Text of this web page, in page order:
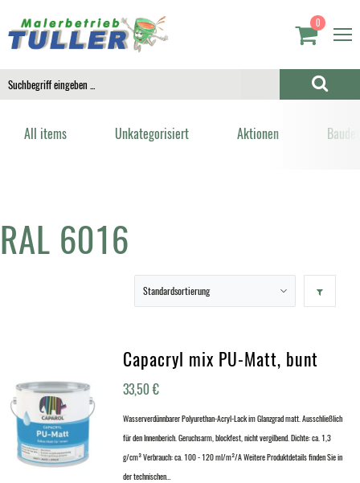
0
All items Unkategorisiert Aktionen
RAL 6016
Capacryl mix PU-Matt, bunt
33,50€
Wasserverdünnbarer Polyurethan-Acryl-Lack im Glanzgrad matt. Ausschließlich
für den Innenberich. Geruchsarm, blockfest, nicht vergilbend. Dichte: ca. 1,3
g/cm³ Verbrauch: ca. 100 - 120 ml/m²/A Weitere Produktdetails finden Sie in
der technischen…